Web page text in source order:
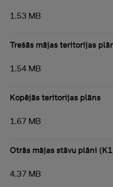
1.53 MB
Trešās mājas teritorijas
1.54 MB
Kopējās teritorijas plāns
1.67 MB
Otrās mājas stāvu plāni
4.37 MB